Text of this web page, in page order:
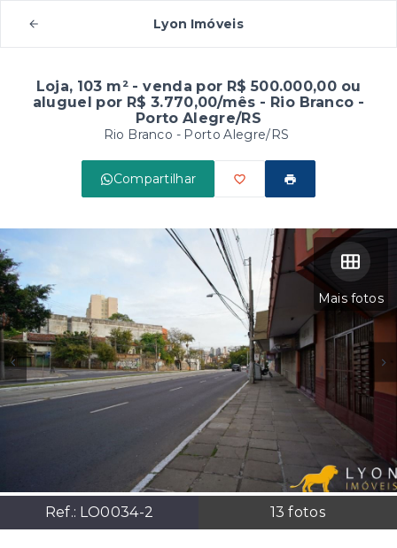
Lyon Imóveis
Loja, 103 m² - venda por R$ 500.000,00 ou
aluguel por R$ 3.770,00/mês - Rio Branco -
Porto Alegre/RS
Rio Branco - Porto Alegre/RS
Compartilhar
Mais fotos
Ref.: LO0034-2 13 fotos